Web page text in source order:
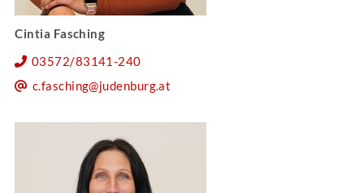
Cintia Fasching
03572/83141-240
c.fasching@judenburg.at